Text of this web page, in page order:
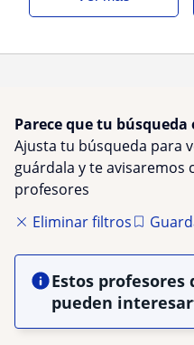
Parece que tu
Ajusta tu búsqueda para
guárdala y te avisaremos
profesores
Eliminar filtros
Estos
pueden